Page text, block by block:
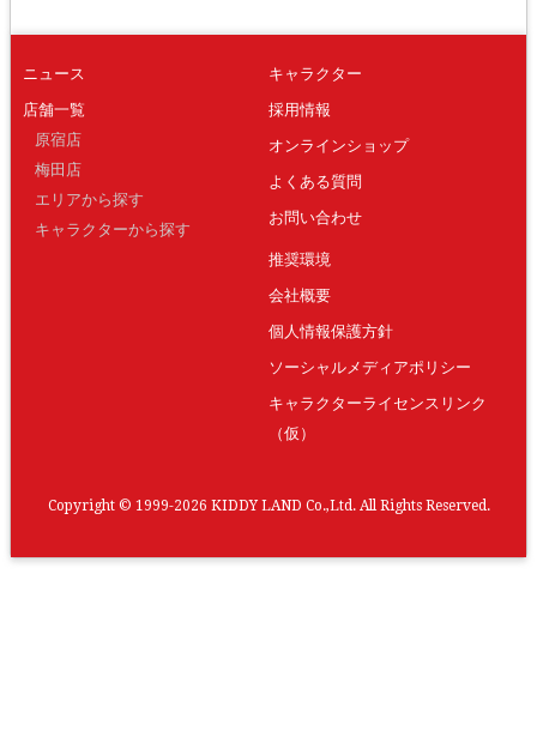
ニュース
店舗一覧
原宿店
梅田店
エリアから探す
キャラクターから探す
キャラクター
採用情報
オンラインショップ
よくある質問
お問い合わせ
推奨環境
会社概要
個人情報保護方針
ソーシャルメディアポリシー
キャラクターライセンスリンク
（仮）
Copyright © 1999-2026 KIDDY LAND Co.,Ltd. All Rights Reserved.